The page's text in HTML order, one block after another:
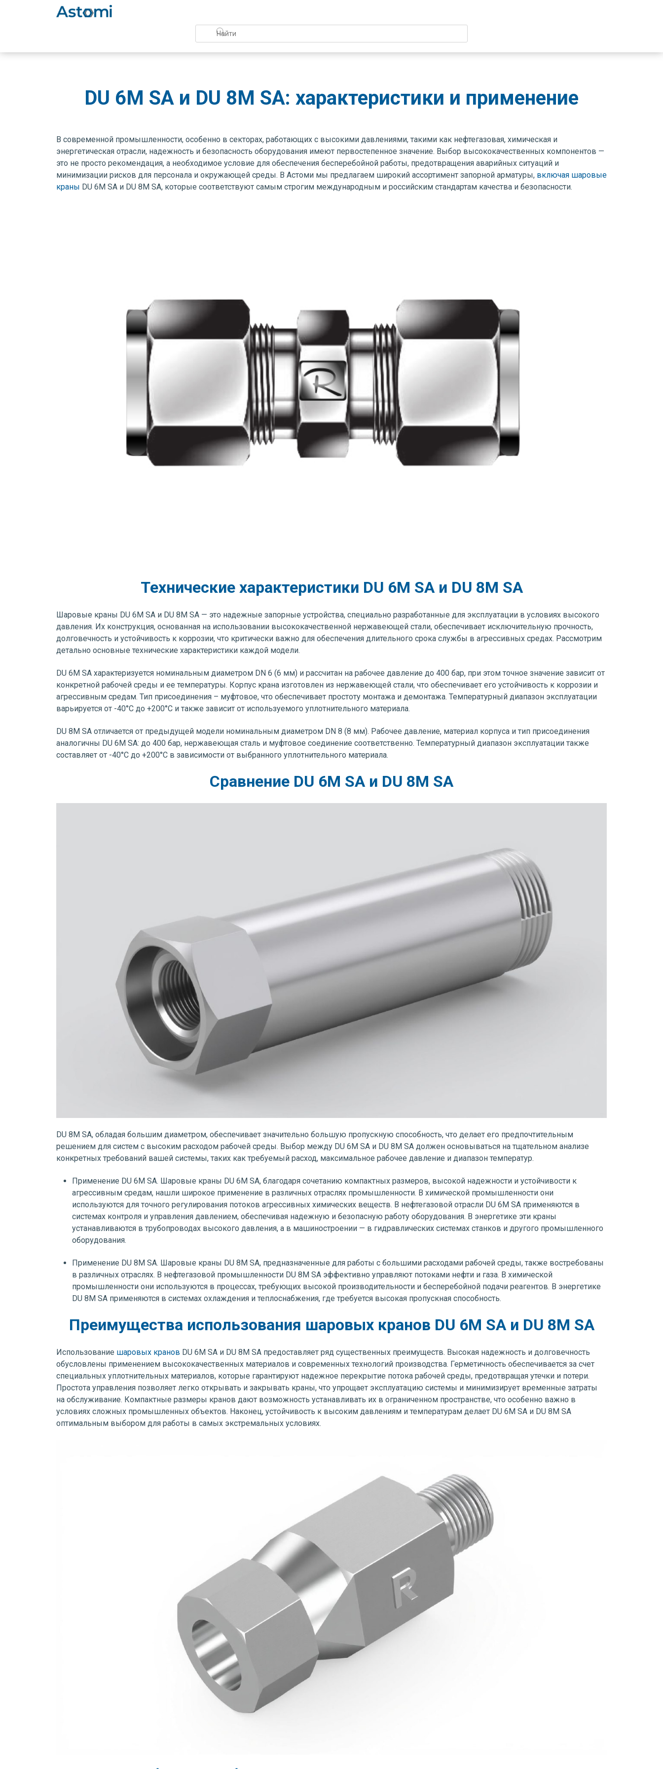
DU 6M SA и DU 8M SA: характеристики и применение
В современной промышленности, особенно в секторах, работающих с высокими давлениями, такими как нефтегазовая, химическая и
энергетическая отрасли, надежность и безопасность оборудования имеют первостепенное значение. Выбор высококачественных компонентов —
это не просто рекомендация, а необходимое условие для обеспечения бесперебойной работы, предотвращения аварийных ситуаций и
минимизации рисков для персонала и окружающей среды. В Астоми мы предлагаем широкий ассортимент запорной арматуры, включая шаровые
краны DU 6M SA и DU 8M SA, которые соответствуют самым строгим международным и российским стандартам качества и безопасности.
Технические характеристики DU 6M SA и DU 8M SA
Шаровые краны DU 6M SA и DU 8M SA — это надежные запорные устройства, специально разработанные для эксплуатации в условиях высокого
давления. Их конструкция, основанная на использовании высококачественной нержавеющей стали, обеспечивает исключительную прочность,
долговечность и устойчивость к коррозии, что критически важно для обеспечения длительного срока службы в агрессивных средах. Рассмотрим
детально основные технические характеристики каждой модели.
DU 6M SA характеризуется номинальным диаметром DN 6 (6 мм) и рассчитан на рабочее давление до 400 бар, при этом точное значение зависит от
конкретной рабочей среды и ее температуры. Корпус крана изготовлен из нержавеющей стали, что обеспечивает его устойчивость к коррозии и
агрессивным средам. Тип присоединения – муфтовое, что обеспечивает простоту монтажа и демонтажа. Температурный диапазон эксплуатации
варьируется от -40°C до +200°C и также зависит от используемого уплотнительного материала.
DU 8M SA отличается от предыдущей модели номинальным диаметром DN 8 (8 мм). Рабочее давление, материал корпуса и тип присоединения
аналогичны DU 6M SA: до 400 бар, нержавеющая сталь и муфтовое соединение соответственно. Температурный диапазон эксплуатации также
составляет от -40°C до +200°C в зависимости от выбранного уплотнительного материала.
Сравнение DU 6M SA и DU 8M SA
DU 8M SA, обладая большим диаметром, обеспечивает значительно большую пропускную способность, что делает его предпочтительным
решением для систем с высоким расходом рабочей среды. Выбор между DU 6M SA и DU 8M SA должен основываться на тщательном анализе
конкретных требований вашей системы, таких как требуемый расход, максимальное рабочее давление и диапазон температур.
Применение DU 6M SA. Шаровые краны DU 6M SA, благодаря сочетанию компактных размеров, высокой надежности и устойчивости к
агрессивным средам, нашли широкое применение в различных отраслях промышленности. В химической промышленности они
используются для точного регулирования потоков агрессивных химических веществ. В нефтегазовой отрасли DU 6M SA применяются в
системах контроля и управления давлением, обеспечивая надежную и безопасную работу оборудования. В энергетике эти краны
устанавливаются в трубопроводах высокого давления, а в машиностроении — в гидравлических системах станков и другого промышленного
оборудования.
Применение DU 8M SA. Шаровые краны DU 8M SA, предназначенные для работы с большими расходами рабочей среды, также востребованы
в различных отраслях. В нефтегазовой промышленности DU 8M SA эффективно управляют потоками нефти и газа. В химической
промышленности они используются в процессах, требующих высокой производительности и бесперебойной подачи реагентов. В энергетике
DU 8M SA применяются в системах охлаждения и теплоснабжения, где требуется высокая пропускная способность.
Преимущества использования шаровых кранов DU 6M SA и DU 8M SA
Использование шаровых кранов DU 6M SA и DU 8M SA предоставляет ряд существенных преимуществ. Высокая надежность и долговечность
обусловлены применением высококачественных материалов и современных технологий производства. Герметичность обеспечивается за счет
специальных уплотнительных материалов, которые гарантируют надежное перекрытие потока рабочей среды, предотвращая утечки и потери.
Простота управления позволяет легко открывать и закрывать краны, что упрощает эксплуатацию системы и минимизирует временные затраты
на обслуживание. Компактные размеры кранов дают возможность устанавливать их в ограниченном пространстве, что особенно важно в
условиях сложных промышленных объектов. Наконец, устойчивость к высоким давлениям и температурам делает DU 6M SA и DU 8M SA
оптимальным выбором для работы в самых экстремальных условиях.